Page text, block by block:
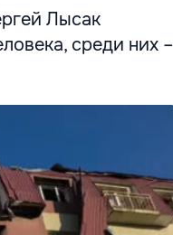
Лысак
среди них –